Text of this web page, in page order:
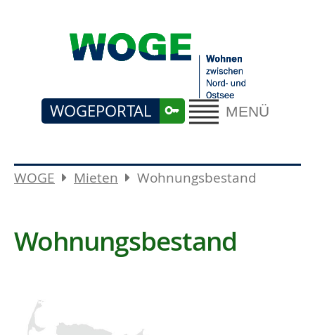
MENÜ
WOGEPORTAL
WOGE Mieten Wohnungsbestand
Wohnungsbestand